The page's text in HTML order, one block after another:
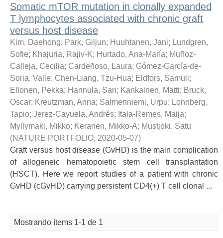
Somatic mTOR mutation in clonally expanded
T lymphocytes associated with chronic graft
versus host disease
Kim, Daehong; Park, Giljun; Huuhtanen, Jani; Lundgren,
Sofie; Khajuria, Rajiv-K; Hurtado, Ana-María; Muñoz-
Calleja, Cecilia; Cardeñoso, Laura; Gómez-García-de-
Soria, Valle; Chen-Liang, Tzu-Hua; Eldfors, Samuli;
Ellonen, Pekka; Hannula, Sari; Kankainen, Matti; Bruck,
Oscar; Kreutzman, Anna; Salmenniemi, Urpu; Lonnberg,
Tapio; Jerez-Cayuela, Andrés; Itala-Remes, Maija;
Myllymaki, Mikko; Keranen, Mikko-A; Mustjoki, Satu
(NATURE PORTFOLIO, 2020-05-07)
Graft versus host disease (GvHD) is the main complication
of allogeneic hematopoietic stem cell transplantation
(HSCT). Here we report studies of a patient with chronic
GvHD (cGvHD) carrying persistent CD4(+) T cell clonal ...
Mostrando ítems 1-1 de 1